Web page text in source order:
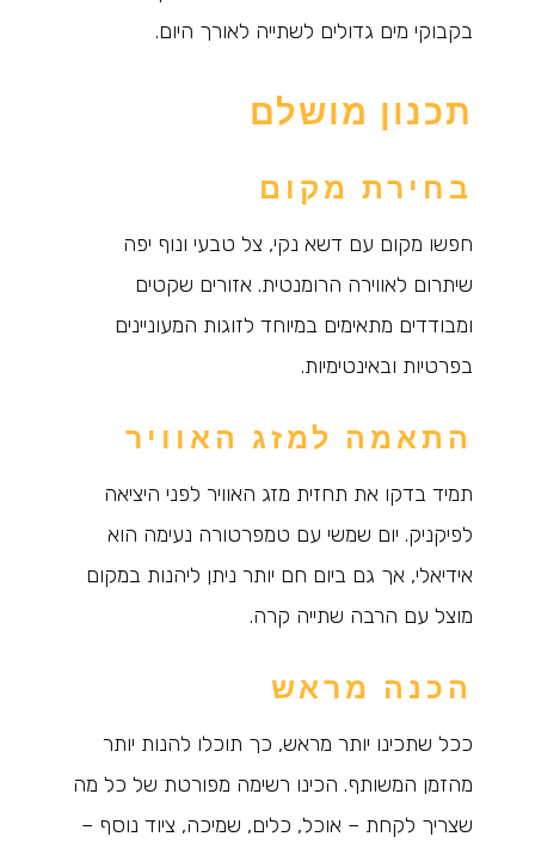
בקבוקי מים גדולים לשתייה לאורך היום.
תכנון מושלם
בחירת מקום
חפשו מקום עם דשא נקי, צל טבעי ונוף יפה
שיתרום לאווירה הרומנטית. אזורים שקטים
ומבודדים מתאימים במיוחד לזוגות המעוניינים
בפרטיות ובאינטימיות.
התאמה למזג האוויר
תמיד בדקו את תחזית מזג האוויר לפני היציאה
לפיקניק. יום שמשי עם טמפרטורה נעימה הוא
אידיאלי, אך גם ביום חם יותר ניתן ליהנות במקום
מוצל עם הרבה שתייה קרה.
הכנה מראש
ככל שתכינו יותר מראש, כך תוכלו להנות יותר
מהזמן המשותף. הכינו רשימה מפורטת של כל מה
שצריך לקחת – אוכל, כלים, שמיכה, ציוד נוסף –